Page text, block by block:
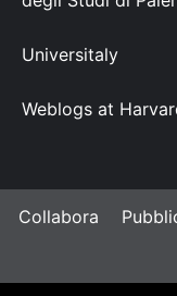
Universitaly
Weblogs at
Collabora